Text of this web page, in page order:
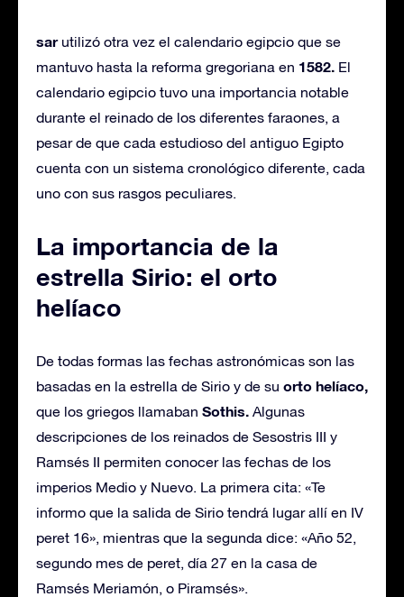
sarutilizó otra vez el calendario egipcio que se
mantuvo hasta la reforma gregoriana en 1582. El
calendario egipcio tuvo una importancia notable
durante el reinado de los diferentes faraones, a
pesar de que cada estudioso del antiguo Egipto
cuenta con un sistema cronológico diferente, cada
uno con sus rasgos peculiares.
La importancia de la
estrella Sirio: el orto
helíaco
De todas formas las fechas astronómicas son las
basadas en la estrella de Sirio y de su orto helíaco,
que los griegos llamaban Sothis. Algunas
descripciones de los reinados de Sesostris III y
Ramsés II permiten conocer las fechas de los
imperios Medio y Nuevo. La primera cita: «Te
informo que la salida de Sirio tendrá lugar allí en IV
peret 16», mientras que la segunda dice: «Año 52,
segundo mes de peret, día 27 en la casa de
Ramsés Meriamón, o Piramsés».